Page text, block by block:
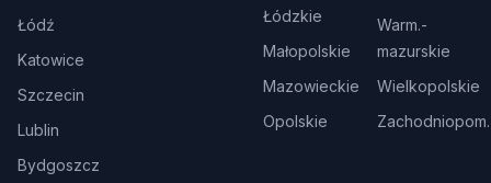
Łódź
Katowice
Szczecin
Lublin
Bydgoszcz
Łódzkie
Małopolskie
Mazowieckie
Opolskie
Warm.-
mazurskie
Wielkopolskie
Zachodniopom.